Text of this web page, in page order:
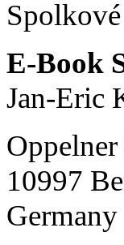
E-Book
Jan-Eric
Oppelner
10997
Germany